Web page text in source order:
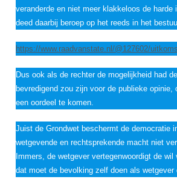
veranderde en niet meer klakkeloos de
deed daarbij beroep op het reeds in het
https://www.raadvanstate.nl/@127602/
Dus ook als de rechter de mogelijkheid had
bevredigend zou zijn voor de publieke
een oordeel te komen.
Juist de Grondwet beschermt de democratie
wetgevende en rechtsprekende macht niet
Immers, de wetgever vertegenwoordigt de
dat moet de bevolking zelf doen als